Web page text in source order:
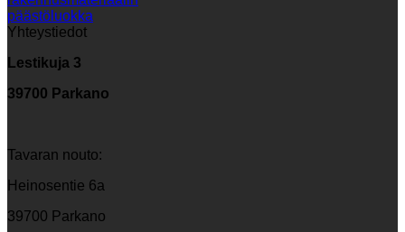
Yhteystiedot
Lestikuja 3
39700 Parkano
Tavaran nouto:
Heinosentie 6a
39700 Parkano